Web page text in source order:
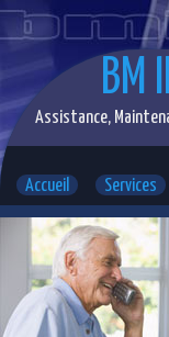
BM
Assistance,
Accueil Services